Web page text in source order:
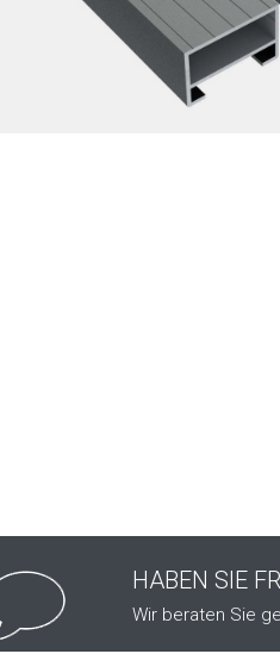
HABEN SIE
Wir beraten Sie